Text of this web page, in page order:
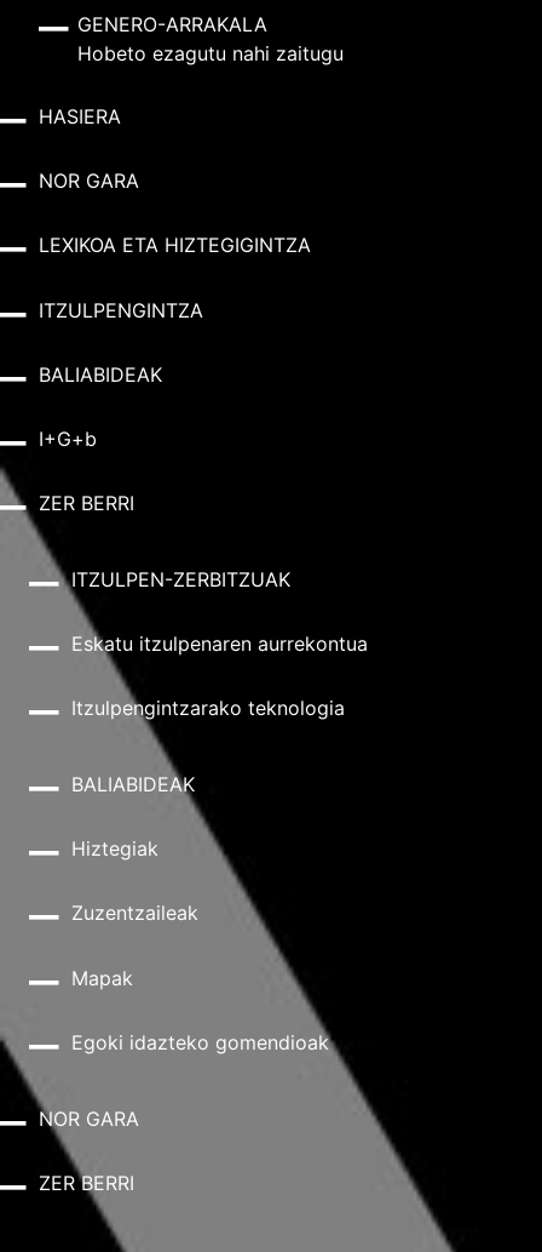
GENERO-ARRAKALA
Hobeto ezagutu nahi zaitugu
HASIERA
NOR GARA
LEXIKOA ETA HIZTEGIGINTZA
ITZULPENGINTZA
BALIABIDEAK
I+G+b
ZER BERRI
ITZULPEN-ZERBITZUAK
Eskatu itzulpenaren aurrekontua
Itzulpengintzarako teknologia
BALIABIDEAK
Hiztegiak
Zuzentzaileak
Mapak
Egoki idazteko gomendioak
NOR GARA
ZER BERRI